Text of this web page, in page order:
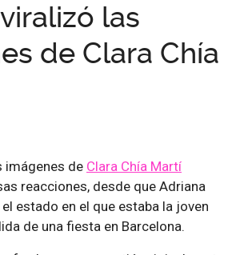
las
de Clara Chía
imágenes de Clara Chía Martí
reacciones, desde que Adriana
estado en el que estaba la joven
de una fiesta en Barcelona.